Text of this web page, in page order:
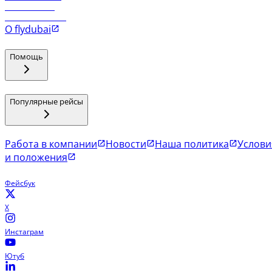
О flydubai
Помощь
Популярные рейсы
Работа в компании Новости Наша политика
и положения
Фейсбук
X
Инстаграм
Ютуб